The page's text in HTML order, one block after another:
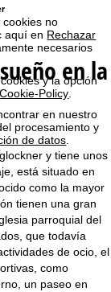
no
aquí en Rechazar
necesarios
y la opción
Cookie-Policy
en nuestro
procesamiento y
de datos
en la
y tiene unos
está situado en
como la mayor
tienen una gran
parroquial del
que todavía
de ocio, el
como
un paseo en